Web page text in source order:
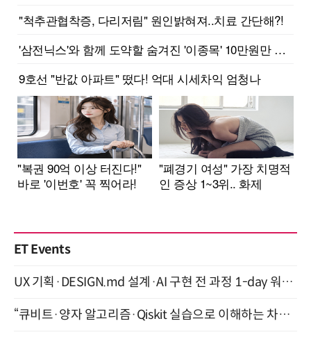
ET Events
UX 기획·DESIGN.md 설계·AI 구현 전 과정 1-day 워크숍 with Claude Code·Codex 9월 15일 개최
“큐비트·양자 알고리즘·Qiskit 실습으로 이해하는 차세대 컴퓨팅” (8/28)